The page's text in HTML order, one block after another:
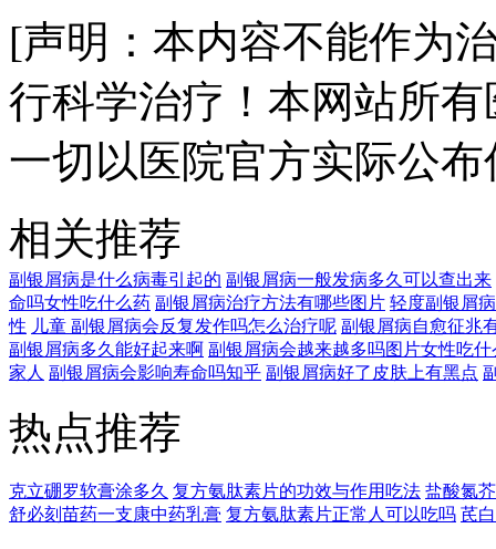
[声明：本内容不能作为
行科学治疗！本网站所
一切以医院官方实际公
相关推荐
副银屑病是什么病毒引起的 副银屑病一般发病多久可以查出来
命吗女性吃什么药 副银屑病治疗方法有哪些图片 轻度副银屑
性 儿童 副银屑病会反复发作吗怎么治疗呢 副银屑病自愈征兆
副银屑病多久能好起来啊 副银屑病会越来越多吗图片女性吃什
家人 副银屑病会影响寿命吗知乎 副银屑病好了皮肤上有黑点
热点推荐
克立硼罗软膏涂多久 复方氨肽素片的功效与作用吃法 盐酸氮
舒必刻苗药一支康中药乳膏 复方氨肽素片正常人可以吃吗 芪